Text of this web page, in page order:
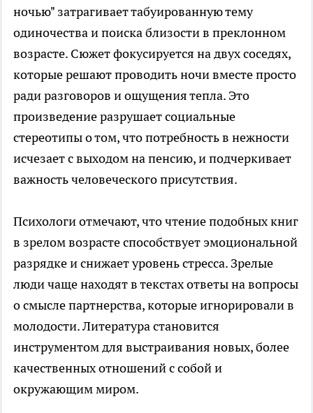
ночью" затрагивает табуированную тему
одиночества и поиска близости в преклонном
возрасте. Сюжет фокусируется на двух соседях,
которые решают проводить ночи вместе просто
ради разговоров и ощущения тепла. Это
произведение разрушает социальные
стереотипы о том, что потребность в нежности
исчезает с выходом на пенсию, и подчеркивает
важность человеческого присутствия.
Психологи отмечают, что чтение подобных книг
в зрелом возрасте способствует эмоциональной
разрядке и снижает уровень стресса. Зрелые
люди чаще находят в текстах ответы на вопросы
о смысле партнерства, которые игнорировали в
молодости. Литература становится
инструментом для выстраивания новых, более
качественных отношений с собой и
окружающим миром.